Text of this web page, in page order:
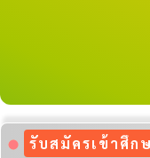
รับสมัครเข้าศึก